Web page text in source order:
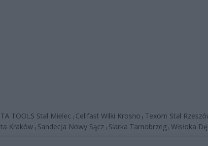
ITA TOOLS Stal Mielec | Cellfast Wilki Krosno | Texom Stal
Kraków | Sandecja Nowy Sącz | Siarka Tarnobrzeg | Wisłoka